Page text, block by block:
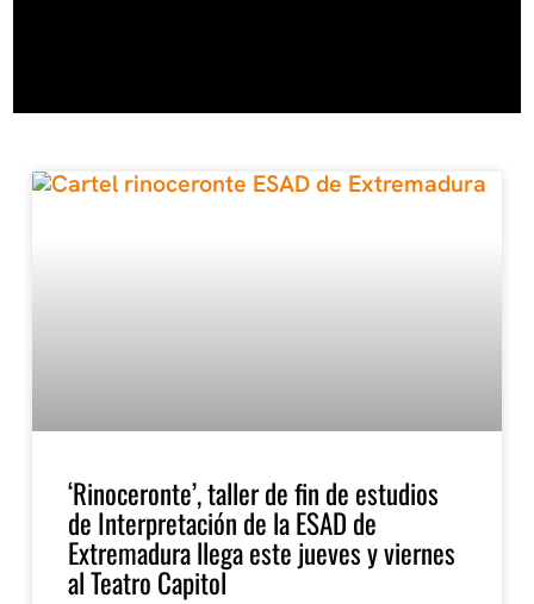
‘Rinoceronte’, taller de fin de estudios
de Interpretación de la ESAD de
Extremadura llega este jueves y viernes
al Teatro Capitol